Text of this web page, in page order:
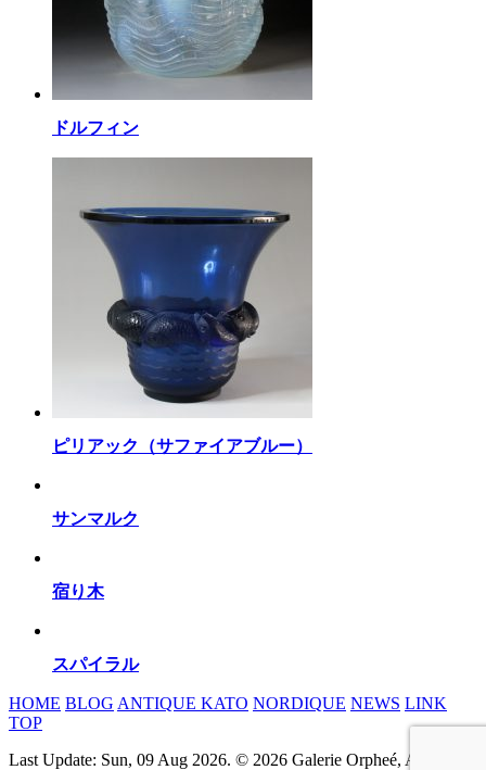
ドルフィン
ピリアック（サファイアブルー）
サンマルク
宿り木
スパイラル
HOME BLOG ANTIQUE KATO NORDIQUE NEWS LINK
TOP
Last Update: Sun, 09 Aug 2026. © 2026 Galerie Orpheé, All rights